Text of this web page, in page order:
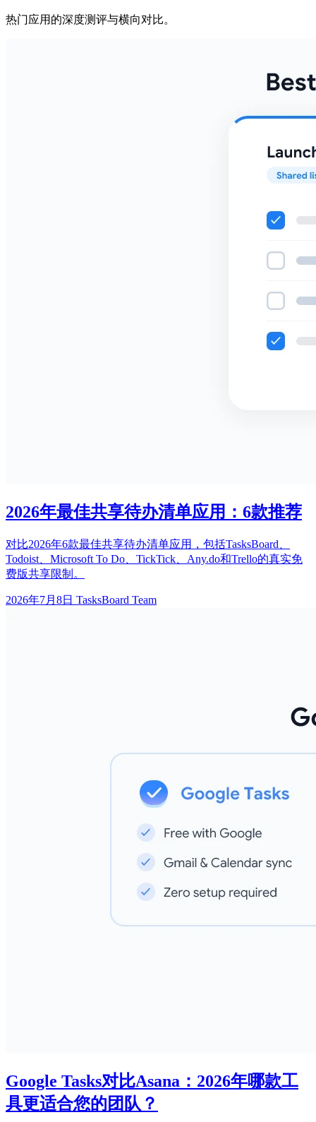
热门应用的深度测评与横向对比。
2026年最佳共享待办清单应用：6款推荐
对比2026年6款最佳共享待办清单应用，包括TasksBoard、
Todoist、Microsoft To Do、TickTick、Any.do和Trello的真实免
费版共享限制。
2026年7月8日 TasksBoard Team
Google Tasks对比Asana：2026年哪款工
具更适合您的团队？